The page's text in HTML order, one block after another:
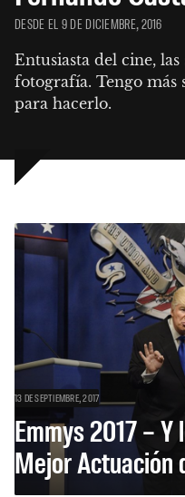
DESDE EL 9 DE DICIEMBRE, 2016
Entusiasta del cine,
fotografía. Tengo más
para hacerlo.
13 DE SEPTIEMBRE, 2017
Emmys 2017 –
Mejor Actuación